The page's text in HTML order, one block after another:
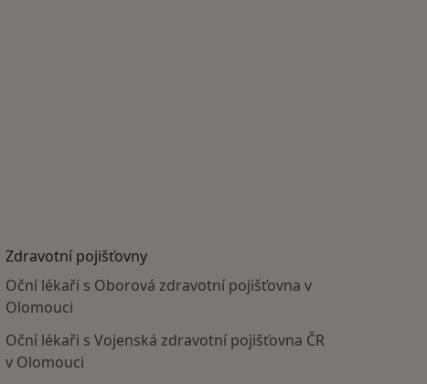
Zdravotní pojišťovny
Oční lékaři s Oborová zdravotní pojišťovna v
Olomouci
Oční lékaři s Vojenská zdravotní pojišťovna ČR
v Olomouci